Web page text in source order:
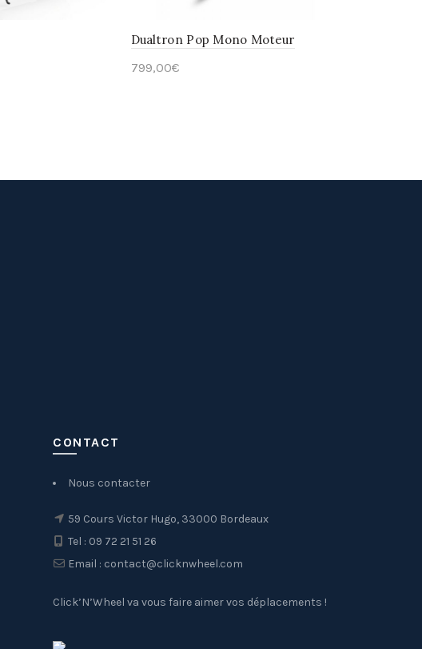
Dualtron Pop Mono Moteur
799,00€
CONTACT
Nous contacter
59 Cours Victor Hugo, 33000 Bordeaux
Tel : 09 72 21 51 26
Email : contact@clicknwheel.com
Click’N’Wheel va vous faire aimer vos déplacements !